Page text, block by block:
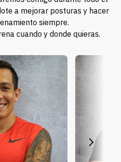
a mejorar posturas y hacer
siempre.
cuando y donde quieras.